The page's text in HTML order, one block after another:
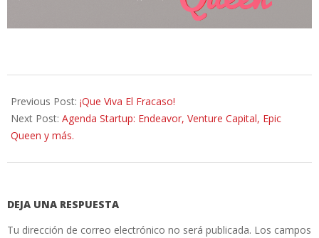
08-
01
Previous Post: ¡Que Viva El Fracaso!
Next Post: Agenda Startup: Endeavor, Venture Capital, Epic
Queen y más.
DEJA UNA RESPUESTA
Tu dirección de correo electrónico no será publicada. Los campos